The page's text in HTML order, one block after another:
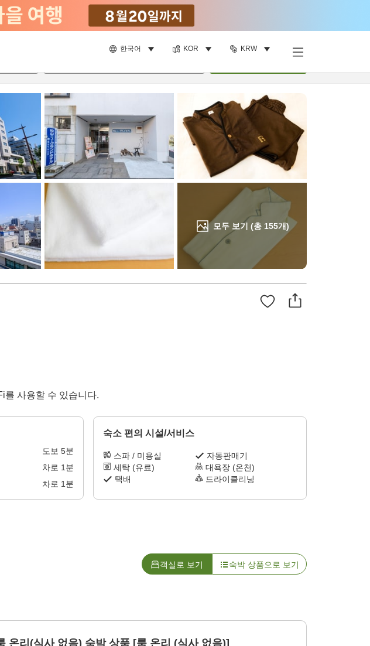
한국어 KOR KRW
모두 보기 (총 155개)
를 사용할 수 있습니다.
도보 5분
차로 1분
차로 1분
숙소 편의 시설/서비스
스파 / 미용실
자동판매기
세탁 (유료)
대욕장 (온천)
택배
드라이클리닝
객실로 보기 숙박 상품으로 보기
온리(식사 없음) 숙박 상품 [룸 온리 (식사 없음)]